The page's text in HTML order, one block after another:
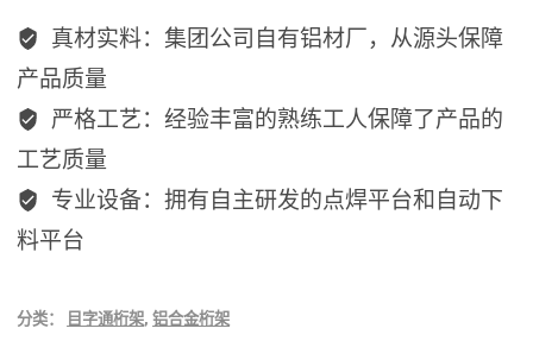
真材实料：集团公司自有铝材厂，从源头保障
产品质量
严格工艺：经验丰富的熟练工人保障了产品的
工艺质量
专业设备：拥有自主研发的点焊平台和自动下
料平台
分类： 目字通桁架,铝合金桁架